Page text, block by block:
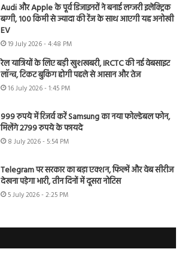
Audi और Apple के पूर्व डिजाइनरों ने बनाई लग्जरी इलेक्ट्रिक
बग्गी, 100 किमी से ज्यादा की रेंज के साथ आएगी यह अनोखी
EV
19 July 2026 - 4:48 PM
रेल यात्रियों के लिए बड़ी खुशखबरी, IRCTC की नई वेबसाइट
लॉन्च, टिकट बुकिंग होगी पहले से आसान और तेज
16 July 2026 - 1:45 PM
999 रुपये में रिजर्व करें Samsung का नया फोल्डेबल फोन,
मिलेंगे 2799 रुपये के फायदे
8 July 2026 - 5:54 PM
Telegram पर सरकार का बड़ा एक्शन, फिल्में और वेब सीरीज
देखना पड़ेगा भारी, तीन दिनों में दूसरा नोटिस
5 July 2026 - 2:25 PM